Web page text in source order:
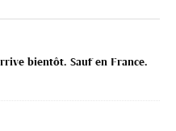
bientôt. Sauf en France.